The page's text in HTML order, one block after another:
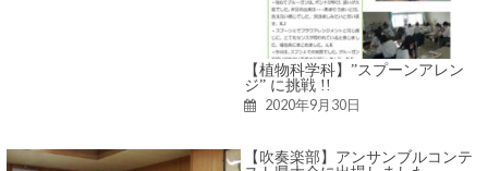
【植物科学科】”スプーンアレン
ジ” に挑戦 !!
2020年9月30日
【吹奏楽部】アンサンブルコンテ